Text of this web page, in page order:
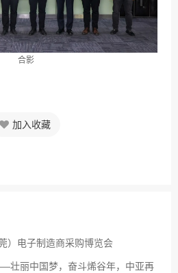
合影
加入收藏
）电子制造商采购博览会
壮丽中国梦，奋斗烯谷年，中亚再